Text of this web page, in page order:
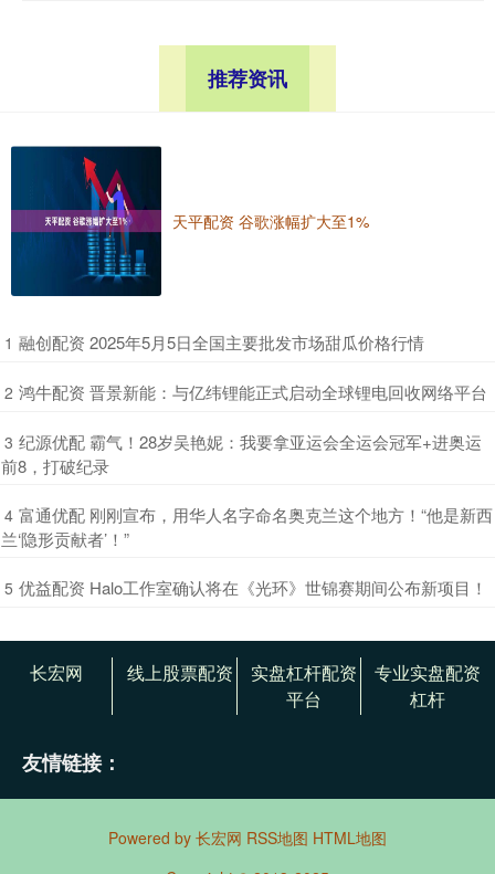
推荐资讯
天平配资 谷歌涨幅扩大至1%
1 ​融创配资 2025年5月5日全国主要批发市场甜瓜价格行情
2 ​鸿牛配资 晋景新能：与亿纬锂能正式启动全球锂电回收网络平台
3 ​纪源优配 霸气！28岁吴艳妮：我要拿亚运会全运会冠军+进奥运
前8，打破纪录
4 ​富通优配 刚刚宣布，用华人名字命名奥克兰这个地方！“他是新西
兰‘隐形贡献者’！”
5 ​优益配资 Halo工作室确认将在《光环》世锦赛期间公布新项目！
长宏网 线上股票配资
实盘杠杆配资
平台
专业实盘配资
杠杆
友情链接：
Powered by 长宏网 RSS地图 HTML地图